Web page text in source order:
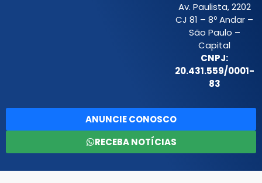
Av. Paulista, 2202
CJ 81 – 8º Andar –
São Paulo –
Capital
CNPJ:
20.431.559/0001-
83
ANUNCIE CONOSCO
RECEBA NOTÍCIAS